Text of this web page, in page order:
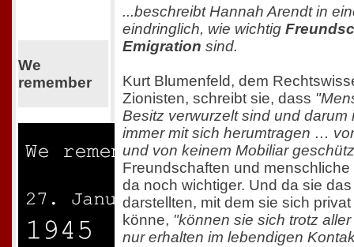
We
remember
...beschreibt Hannah Arendt in
eindringlich, wie wichtig
Emigration sind.
Kurt Blumenfeld, dem
Zionisten, schreibt sie, dass
Besitz verwurzelt sind und darum
immer mit sich herumtragen …
und von keinem Mobiliar
Freundschaften und
da noch wichtiger. Und da sie
darstellten, mit dem sie sich
könne, "können sie sich trotz
nur erhalten im lebendigen